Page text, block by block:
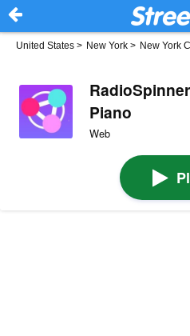
United States > New York > New York
Piano
Web